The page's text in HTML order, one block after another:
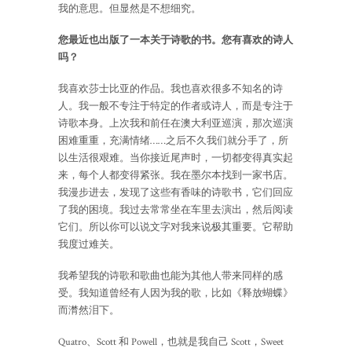
我的意思。但显然是不想细究。
您最近也出版了一本关于诗歌的书。您有喜欢的诗人
吗？
我喜欢莎士比亚的作品。我也喜欢很多不知名的诗
人。我一般不专注于特定的作者或诗人，而是专注于
诗歌本身。上次我和前任在澳大利亚巡演，那次巡演
困难重重，充满情绪……之后不久我们就分手了，所
以生活很艰难。当你接近尾声时，一切都变得真实起
来，每个人都变得紧张。我在墨尔本找到一家书店。
我漫步进去，发现了这些有香味的诗歌书，它们回应
了我的困境。我过去常常坐在车里去演出，然后阅读
它们。所以你可以说文字对我来说极其重要。它帮助
我度过难关。
我希望我的诗歌和歌曲也能为其他人带来同样的感
受。我知道曾经有人因为我的歌，比如《释放蝴蝶》
而潸然泪下。
Quatro、Scott 和 Powell，也就是我自己 Scott，Sweet